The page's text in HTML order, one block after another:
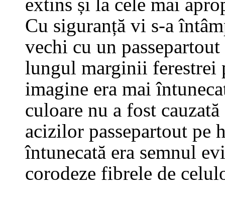
Cu siguranță vi s-a
vechi cu un
lungul marginii ferestrei
imagine era mai
culoare nu a fost
acizilor passepartout pe
întunecată era semnul
corodeze fibrele de